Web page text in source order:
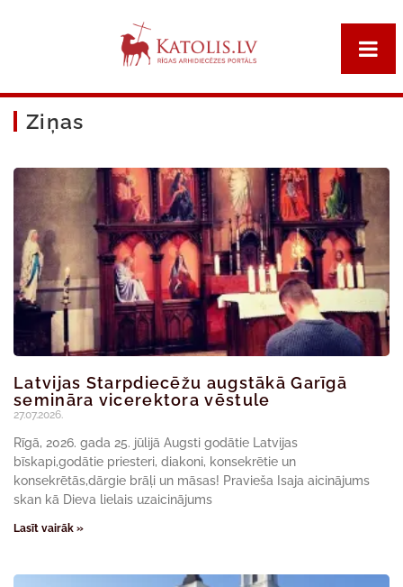
Ziņas
Latvijas Starpdiecēžu augstākā Garīgā
semināra vicerektora vēstule
27.07.2026.
Rīgā, 2026. gada 25. jūlijā Augsti godātie Latvijas
bīskapi,godātie priesteri, diakoni, konsekrētie un
konsekrētās,dārgie brāļi un māsas! Pravieša Isaja aicinājums
skan kā Dieva lielais uzaicinājums
Lasīt vairāk »